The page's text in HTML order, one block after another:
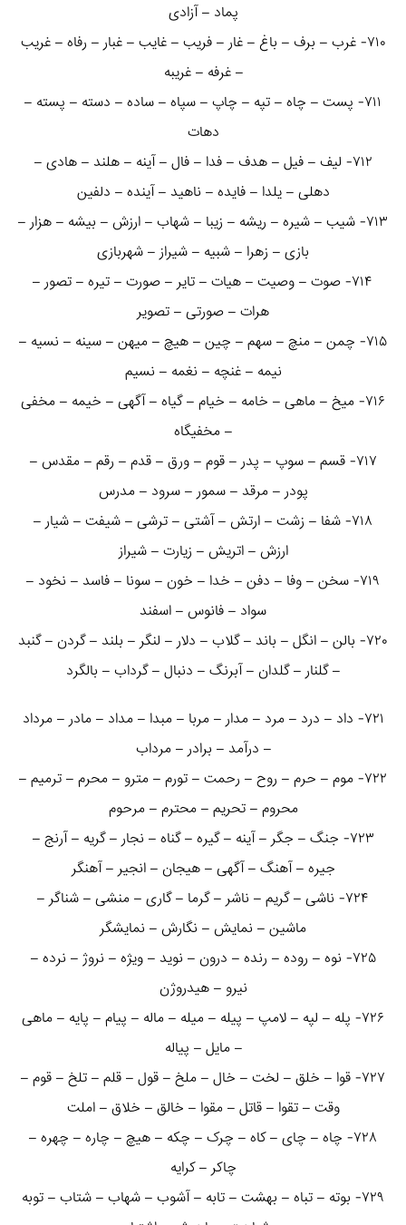
پماد – آزادی
۷۱۰- غرب – برف – باغ – غار – فریب – غایب – غبار – رفاه – غریب
– غرفه – غریبه
۷۱۱- پست – چاه – تپه – چاپ – سپاه – ساده – دسته – پسته –
دهات
۷۱۲- لیف – فیل – هدف – فدا – فال – آینه – هلند – هادی –
دهلی – یلدا – فایده – ناهید – آینده – دلفین
۷۱۳- شیب – شیره – ریشه – زیبا – شهاب – ارزش – بیشه – هزار –
بازی – زهرا – شبیه – شیراز – شهربازی
۷۱۴- صوت – وصیت – هیات – تایر – صورت – تیره – تصور –
هرات – صورتی – تصویر
۷۱۵- چمن – منچ – سهم – چین – هیچ – میهن – سینه – نسیه –
نیمه – غنچه – نغمه – نسیم
۷۱۶- میخ – ماهی – خامه – خیام – گیاه – آگهی – خیمه – مخفی
– مخفیگاه
۷۱۷- قسم – سوپ – پدر – قوم – ورق – قدم – رقم – مقدس –
پودر – مرقد – سمور – سرود – مدرس
۷۱۸- شفا – زشت – ارتش – آشتی – ترشی – شیفت – شیار –
ارزش – اتریش – زیارت – شیراز
۷۱۹- سخن – وفا – دفن – خدا – خون – سونا – فاسد – نخود –
سواد – فانوس – اسفند
۷۲۰- بالن – انگل – باند – گلاب – دلار – لنگر – بلند – گردن – گنبد
– گلنار – گلدان – آبرنگ – دنبال – گرداب – بالگرد
۷۲۱- داد – درد – مرد – مدار – مربا – مبدا – مداد – مادر – مرداد
– درآمد – برادر – مرداب
۷۲۲- موم – حرم – روح – رحمت – تورم – مترو – محرم – ترمیم –
محروم – تحریم – محترم – مرحوم
۷۲۳- جنگ – جگر – آینه – گیره – گناه – نجار – گریه – آرنج –
جیره – آهنگ – آگهی – هیجان – انجیر – آهنگر
۷۲۴- ناشی – گریم – ناشر – گرما – گاری – منشی – شناگر –
ماشین – نمایش – نگارش – نمایشگر
۷۲۵- نوه – روده – رنده – درون – نوید – ویژه – نروژ – نرده –
نیرو – هیدروژن
۷۲۶- پله – لپه – لامپ – پیله – میله – ماله – پیام – پایه – ماهی
– مایل – پیاله
۷۲۷- قوا – خلق – لخت – خال – ملخ – قول – قلم – تلخ – قوم –
وقت – تقوا – قاتل – مقوا – خالق – خلاق – املت
۷۲۸- چاه – چای – کاه – چرک – چکه – هیچ – چاره – چهره –
چاکر – کرایه
۷۲۹- بوته – تباه – بهشت – تابه – آشوب – شهاب – شتاب – توبه